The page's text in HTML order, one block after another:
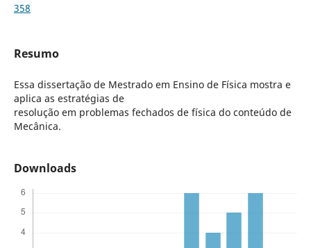
358
Resumo
Essa dissertação de Mestrado em Ensino de Física mostra e
aplica as estratégias de
resolução em problemas fechados de física do conteúdo de
Mecânica.
Downloads